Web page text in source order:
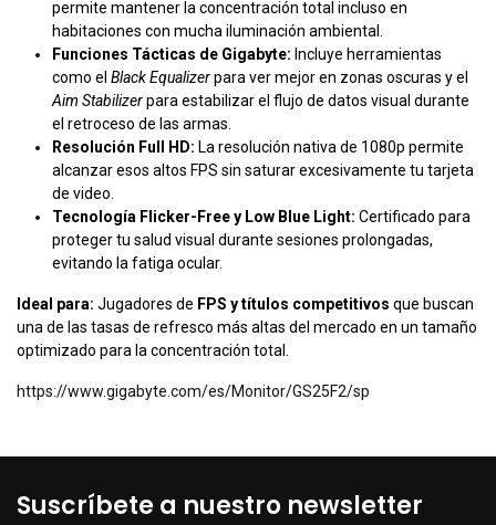
permite mantener la concentración total incluso en
habitaciones con mucha iluminación ambiental.
Funciones Tácticas de Gigabyte: Incluye herramientas
como el Black Equalizerpara ver mejor en zonas oscuras y el
Aim Stabilizerpara estabilizar el flujo de datos visual durante
el retroceso de las armas.
Resolución Full HD: La resolución nativa de 1080p permite
alcanzar esos altos FPS sin saturar excesivamente tu tarjeta
de video.
Tecnología Flicker-Free y Low Blue Light: Certificado para
proteger tu salud visual durante sesiones prolongadas,
evitando la fatiga ocular.
Ideal para: Jugadores de FPS y títulos competitivos que buscan
una de las tasas de refresco más altas del mercado en un tamaño
optimizado para la concentración total.
https://www.gigabyte.com/es/Monitor/GS25F2/sp
Suscríbete a nuestro newsletter